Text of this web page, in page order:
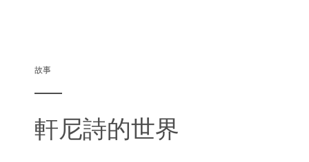
故事
軒尼詩的世界